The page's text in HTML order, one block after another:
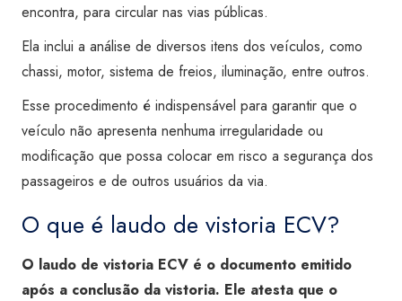
encontra, para circular nas vias públicas.
Ela inclui a análise de diversos itens dos veículos, como
chassi, motor, sistema de freios, iluminação, entre outros.
Esse procedimento é indispensável para garantir que o
veículo não apresenta nenhuma irregularidade ou
modificação que possa colocar em risco a segurança dos
passageiros e de outros usuários da via.
O que é laudo de vistoria ECV?
O laudo de vistoria ECV é o documento emitido
após a conclusão da vistoria. Ele atesta que o